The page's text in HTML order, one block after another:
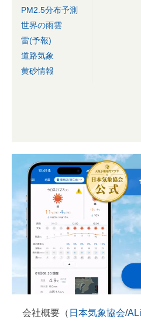
PM2.5分布予測
世界の雨雲
雷(予報)
道路気象
黄砂情報
会社概要（ 日本気象協会/